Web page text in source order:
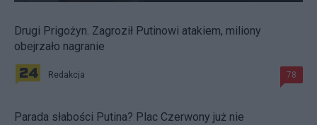
Drugi Prigożyn. Zagroził Putinowi atakiem, miliony
obejrzało nagranie
Redakcja 78
Parada słabości Putina? Plac Czerwony już nie